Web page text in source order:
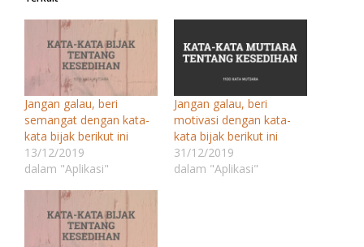
Jangan galau, beri
semangat dengan kata-
kata bijak berikut ini
13/12/2019
dalam "Aplikasi"
Jangan galau, beri
motivasi dengan kata-
kata bijak berikut ini
31/12/2019
dalam "Aplikasi"